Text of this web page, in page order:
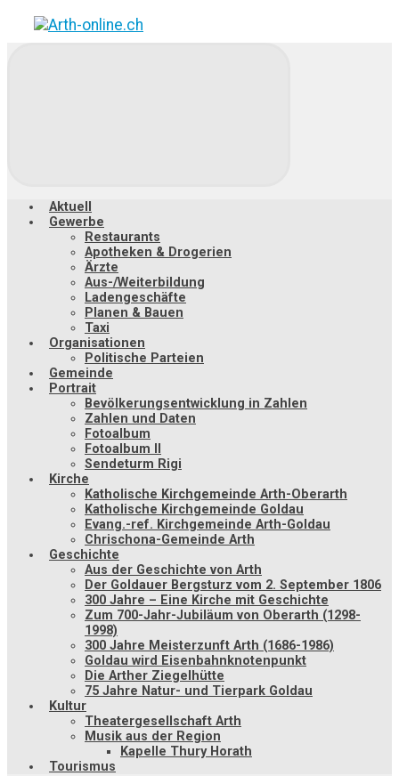
Zum
Hauptinhalt
Aktuell
Gewerbe
Restaurants
Apotheken & Drogerien
Ärzte
Aus-/Weiterbildung
Ladengeschäfte
Planen & Bauen
Taxi
Organisationen
Politische Parteien
Gemeinde
Portrait
Bevölkerungsentwicklung in Zahlen
Zahlen und Daten
Fotoalbum
Fotoalbum II
Sendeturm Rigi
Kirche
Katholische Kirchgemeinde Arth-Oberarth
Katholische Kirchgemeinde Goldau
Evang.-ref. Kirchgemeinde Arth-Goldau
Chrischona-Gemeinde Arth
Geschichte
Aus der Geschichte von Arth
Der Goldauer Bergsturz vom 2. September 1806
300 Jahre – Eine Kirche mit Geschichte
Zum 700-Jahr-Jubiläum von Oberarth (1298-
1998)
300 Jahre Meisterzunft Arth (1686-1986)
Goldau wird Eisenbahnknotenpunkt
Die Arther Ziegelhütte
75 Jahre Natur- und Tierpark Goldau
Kultur
Theatergesellschaft Arth
Musik aus der Region
Kapelle Thury Horath
Tourismus